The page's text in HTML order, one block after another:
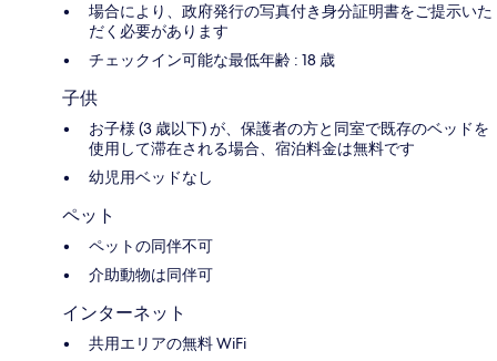
場合により、政府発行の写真付き身分証明書をご提示いた
だく必要があります
チェックイン可能な最低年齢 : 18 歳
子供
お子様 (3 歳以下) が、保護者の方と同室で既存のベッドを
使用して滞在される場合、宿泊料金は無料です
幼児用ベッドなし
ペット
ペットの同伴不可
介助動物は同伴可
インターネット
共用エリアの無料 WiFi